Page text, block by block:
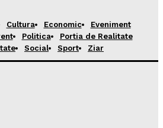
Cultura Economic
Eveniment
Politica
Portia de Realitate
Social Sport Ziar